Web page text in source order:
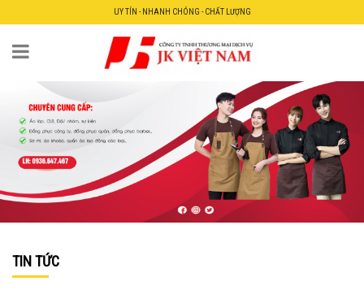
UY TÍN - NHANH CHÓNG - CHẤT LƯỢNG
TIN TỨC